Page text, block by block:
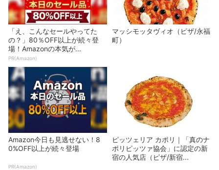
「え、こんなセールやってた
の？」80％OFF以上が続々登
場！Amazonの本気が...
PR(Amazon)
マッシモッタヴィオ（ピザ/永福
町）
Amazon今日も見逃せない！8
0%OFF以上が続々登場
PR(Amazon)
ピッツェリア カポリ｜「真のナ
ポリピッツァ協会」に認定の新
宿の人気店（ピザ/新宿...